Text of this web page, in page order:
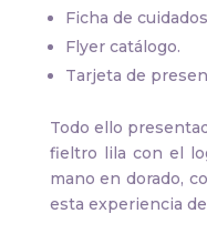
Ficha de
Flyer catálogo.
Tarjeta de
Todo ello
fieltro lila con el
mano en dorado,
esta experiencia